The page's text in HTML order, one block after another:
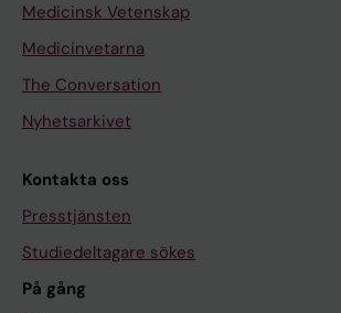
Medicinsk Vetenskap
Medicinvetarna
The Conversation
Nyhetsarkivet
Kontakta oss
Presstjänsten
Studiedeltagare sökes
På gång